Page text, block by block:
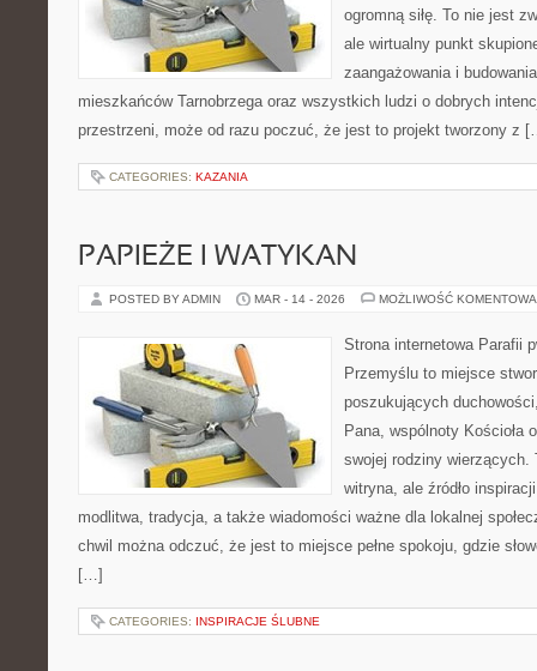
ogromną siłę. To nie jest
ale wirtualny punkt
zaangażowania i
mieszkańców Tarnobrzega oraz wszystkich ludzi o dobrych
przestrzeni, może od razu poczuć, że jest to projekt tworzony z
CATEGORIES: KAZANIA
PAPIEŻE I WATYKAN
POSTED BY ADMIN MAR - 14 - 2026 MOŻLIWOŚĆ
Strona internetowa Parafii
Przemyślu to miejsce
poszukujących
Pana, wspólnoty Kościoła
swojej rodziny wierzących.
witryna, ale źródło
modlitwa, tradycja, a także wiadomości ważne dla lokalnej
chwil można odczuć, że jest to miejsce pełne spokoju, gdzie
[…]
CATEGORIES: INSPIRACJE ŚLUBNE